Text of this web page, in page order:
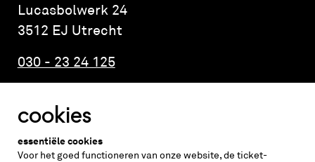
Lucasbolwerk 24
3512 EJ Utrecht
030 - 23 24 125
Altijd weten wat er speelt?
vraag de nieuwsbrief aan
cookies
essentiële cookies
Voor het goed functioneren van onze website, de ticket-